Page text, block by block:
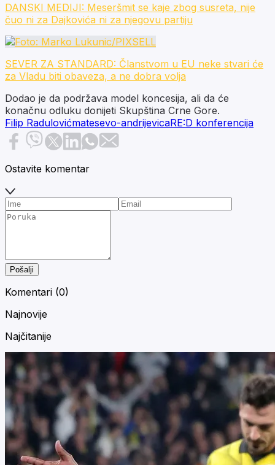
DANSKI MEDIJI: Meseršmit se kaje zbog susreta, nije
čuo ni za Dajkovića ni za njegovu partiju
SEVER ZA STANDARD: Članstvom u EU neke stvari će
za Vladu biti obaveza, a ne dobra volja
Dodao je da podržava model koncesija, ali da će
konačnu odluku donijeti Skupština Crne Gore.
Filip Radulovićmatesevo-andrijevicaRE:D konferencija
Ostavite komentar
Pošalji
Komentari (0)
Najnovije
Najčitanije